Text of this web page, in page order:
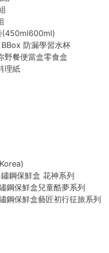
(450ml600ml)
防漏學習水杯
野餐便當盒零食盒
理紙
鋼保鮮盒 花神系列
鋼保鮮盒兒童酷夢系列
鋼保鮮盒藝匠初行征旅系列